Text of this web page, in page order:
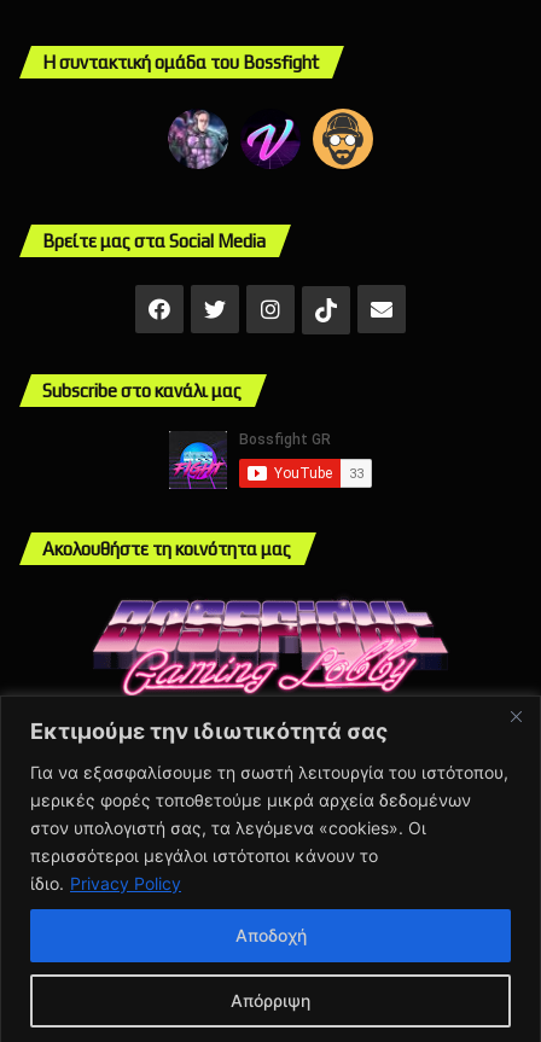
Εκτιμούμε την ιδιωτικότητά σας
Για να εξασφαλίσουμε τη σωστή λειτουργία του ιστότοπου,
μερικές φορές τοποθετούμε μικρά αρχεία δεδομένων
στον υπολογιστή σας, τα λεγόμενα «cookies». Οι
περισσότεροι μεγάλοι ιστότοποι κάνουν το
ίδιο. Privacy Policy
Απόρριψη
Αποδοχή
Η συντακτική ομάδα του Bossfight
Βρείτε μας στα Social Media
Facebook
X InstagramTikTokMail
Subscribe στο κανάλι μας
Ακολουθήστε τη κοινότητα μας
About Us
Πολιτική Απορρήτου
Contact Us
© Copyright 2026, BSFGHT | All Rights Reserved | Proudly Made
by Antonis Kontodimas